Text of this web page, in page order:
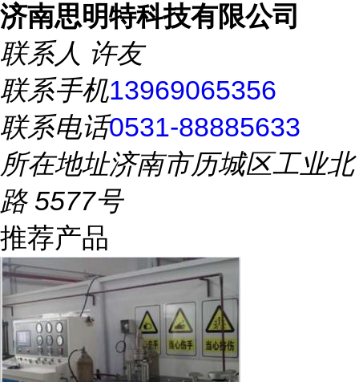
济南思明特科技有限公司
联系人 许友
联系手机13969065356
联系电话0531-88885633
所在地址济南市历城区工业北
路 5577号
推荐产品